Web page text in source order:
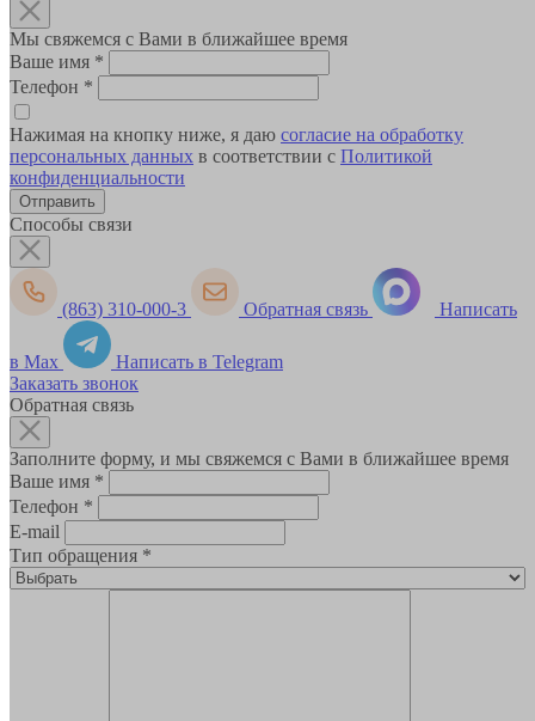
Мы свяжемся с Вами в ближайшее время
Ваше имя *
Телефон *
Нажимая на кнопку ниже, я даю согласие на обработку
персональных данных в соответствии с Политикой
конфиденциальности
Способы связи
(863) 310-000-3 Обратная связь Написать
в Max
Написать в Telegram
Заказать звонок
Обратная связь
Заполните форму, и мы свяжемся с Вами в ближайшее время
Ваше имя *
Телефон *
E-mail
Тип обращения *